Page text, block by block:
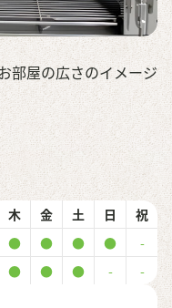
部屋の広さのイメージ
木 金 土 日
祝
● ● ● ●
-
● ● ● - -